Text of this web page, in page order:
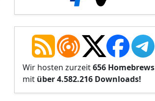
Wir hosten zurzeit656 Homebrews
mit über 4.582.216 Downloads!